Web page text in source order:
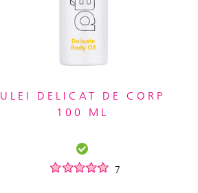
ULEI DELICAT DE CORP
100 ML
7